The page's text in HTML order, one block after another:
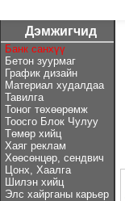
Дэмжигчид
Банк санхүү
Бетон зуурмаг
График дизайн
Материал худалдаа
Тавилга
Тоног төхөөрөмж
Тоосго Блок Чулуу
Төмөр хийц
Хаяг реклам
Хөөсөнцөр, сендвич
Цонх, Хаалга
Шилэн хийц
Элс хайрганы карьер